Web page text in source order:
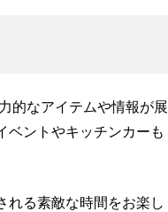
的なアイテムや情報が展
ベントやキッチンカーも
れる素敵な時間をお楽し